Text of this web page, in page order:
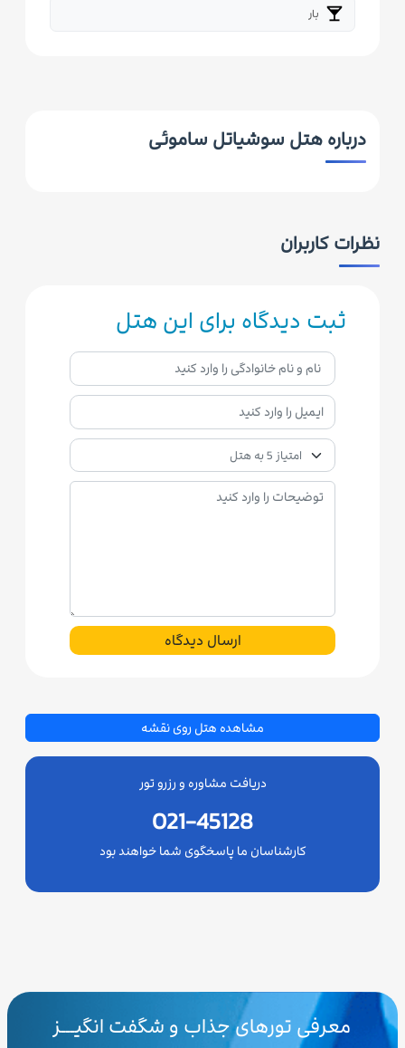
local_bar بار
درباره هتل سوشیاتل ساموئی
نظرات کاربران
ثبت دیدگاه برای این هتل
ارسال دیدگاه
مشاهده هتل روی نقشه
دریافت مشاوره و رزرو تور
021-45128
کارشناسان ما پاسخگوی شما خواهند بود
معرفی تورهای جذاب و شگفت انگیـــز